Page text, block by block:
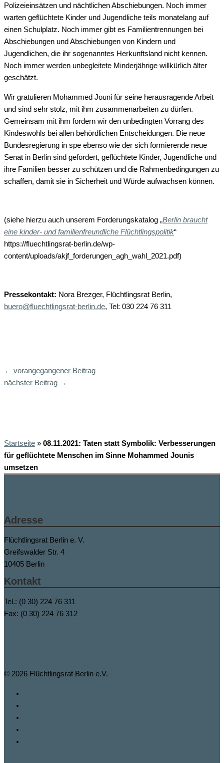
Polizeieinsätzen und nächtlichen Abschiebungen. Noch immer
warten geflüchtete Kinder und Jugendliche teils monatelang auf
einen Schulplatz. Noch immer gibt es Familientrennungen bei
Abschiebungen und Abschiebungen von Kindern und
Jugendlichen, die ihr sogenanntes Herkunftsland nicht kennen.
Noch immer werden unbegleitete Minderjährige willkürlich älter
geschätzt.
Wir gratulieren Mohammed Jouni für seine herausragende Arbeit
und sind sehr stolz, mit ihm zusammenarbeiten zu dürfen.
Gemeinsam mit ihm fordern wir den unbedingten Vorrang des
Kindeswohls bei allen behördlichen Entscheidungen. Die neue
Bundesregierung in spe ebenso wie der sich formierende neue
Senat in Berlin sind gefordert, geflüchtete Kinder, Jugendliche und
ihre Familien besser zu schützen und die Rahmenbedingungen zu
schaffen, damit sie in Sicherheit und Würde aufwachsen können.
(siehe hierzu auch unserem Forderungskatalog „Berlin braucht
eine kinder- und familienfreundliche Flüchtlingspolitik“
https://fluechtlingsrat-berlin.de/wp-
content/uploads/akjf_forderungen_agh_wahl_2021.pdf)
Pressekontakt: Nora Brezger, Flüchtlingsrat Berlin,
buero@fluechtlingsrat-berlin.de, Tel: 030 224 76 311
← vorangegangener Beitrag
nächster Beitrag →
Startseite » 08.11.2021: Taten statt Symbolik: Verbesserungen
für geflüchtete Menschen im Sinne Mohammed Jounis
umsetzen
Adresse
Flüchtlingsrat Berlin e. V.
Greifswalder Str. 4
10405 Berlin
Kontakt
Tel.: (0 30) 224 76 311
Fax: (0 30) 224 76 312
© 2026 Flüchtlingsrat Berlin e.V.